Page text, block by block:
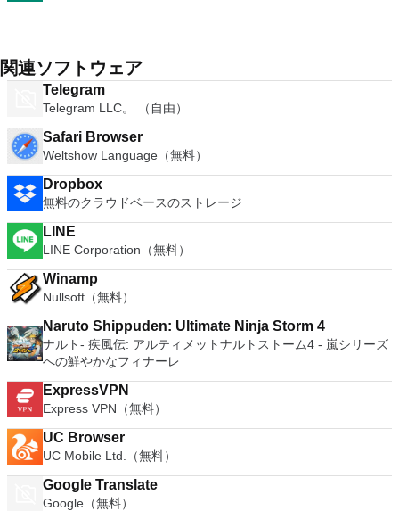
関連ソフトウェア
Telegram
Telegram LLC。 （自由）
Safari Browser
Weltshow Language（無料）
Dropbox
無料のクラウドベースのストレージ
LINE
LINE Corporation（無料）
Winamp
Nullsoft（無料）
Naruto Shippuden: Ultimate Ninja Storm 4
ナルト- 疾風伝: アルティメットナルトストーム4 - 嵐シリーズ
への鮮やかなフィナーレ
ExpressVPN
Express VPN（無料）
UC Browser
UC Mobile Ltd.（無料）
Google Translate
Google（無料）